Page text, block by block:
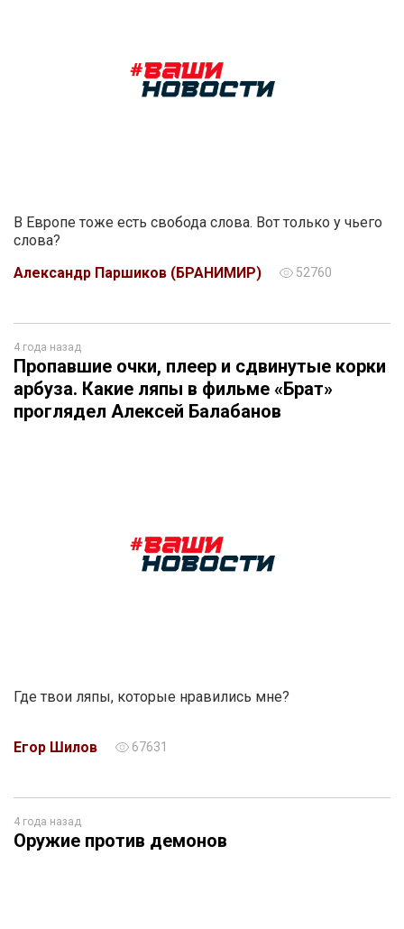
В Европе тоже есть свобода слова. Вот только у чьего
слова?
Александр Паршиков (БРАНИМИР)
52760
4 года назад
Пропавшие очки, плеер и сдвинутые корки
арбуза. Какие ляпы в фильме «Брат»
проглядел Алексей Балабанов
Где твои ляпы, которые нравились мне?
Егор Шилов 67631
4 года назад
Оружие против демонов